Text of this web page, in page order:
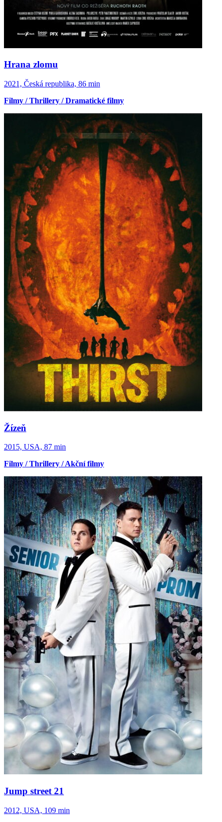
Hrana zlomu
2021, Česká republika, 86 min
Filmy / Thrillery / Dramatické filmy
Žízeň
2015, USA, 87 min
Filmy / Thrillery / Akční filmy
Jump street 21
2012, USA, 109 min